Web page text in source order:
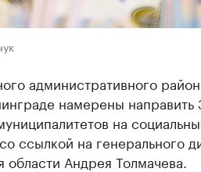
административного
намерены
на
со ссылкой на генерального
области Андрея Толмачева.